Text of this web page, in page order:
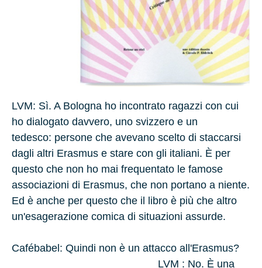
LVM: Sì. A Bologna ho incontrato ragazzi con cui
ho dialogato davvero, uno svizzero e un
tedesco: persone che avevano scelto di staccarsi
dagli altri Erasmus e stare con gli italiani. È per
questo che non ho mai frequentato le famose
associazioni di Erasmus, che non portano a niente.
Ed è anche per questo che il libro è più che altro
un'esagerazione comica di situazioni assurde.
Cafébabel: Quindi non è un attacco all'Erasmus?
LVM : No. È una